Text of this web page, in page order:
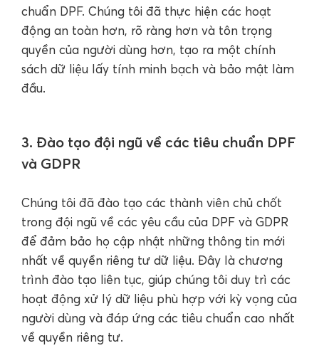
chuẩn DPF. Chúng tôi đã thực hiện các hoạt
động an toàn hơn, rõ ràng hơn và tôn trọng
quyền của người dùng hơn, tạo ra một chính
sách dữ liệu lấy tính minh bạch và bảo mật làm
đầu.
3. Đào tạo đội ngũ về các tiêu chuẩn DPF
và GDPR
Chúng tôi đã đào tạo các thành viên chủ chốt
trong đội ngũ về các yêu cầu của DPF và GDPR
để đảm bảo họ cập nhật những thông tin mới
nhất về quyền riêng tư dữ liệu. Đây là chương
trình đào tạo liên tục, giúp chúng tôi duy trì các
hoạt động xử lý dữ liệu phù hợp với kỳ vọng của
người dùng và đáp ứng các tiêu chuẩn cao nhất
về quyền riêng tư.